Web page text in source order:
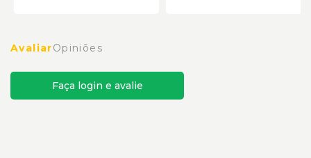
AvaliarOpiniões
Faça login e avalie